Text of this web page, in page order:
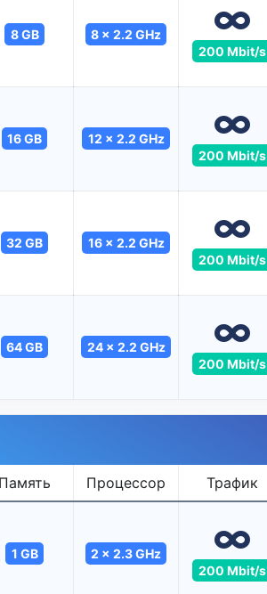
8 GB
8 x 2.2 GHz
200 Mbit/s
16 GB
12 x 2.2 GHz
200 Mbit/s
32 GB
16 x 2.2 GHz
200 Mbit/s
64 GB
24 x 2.2 GHz
200 Mbit/s
Память Процессор Трафик
1 GB
2 x 2.3 GHz
200 Mbit/s